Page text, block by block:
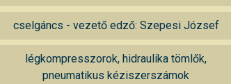
cselgáncs - vezető edző: Szepesi József
légkompresszorok, hidraulika tömlők,
pneumatikus kéziszerszámok